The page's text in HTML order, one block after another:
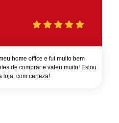
home office e fui muito bem
de comprar e valeu muito! Estou
loja, com certeza!